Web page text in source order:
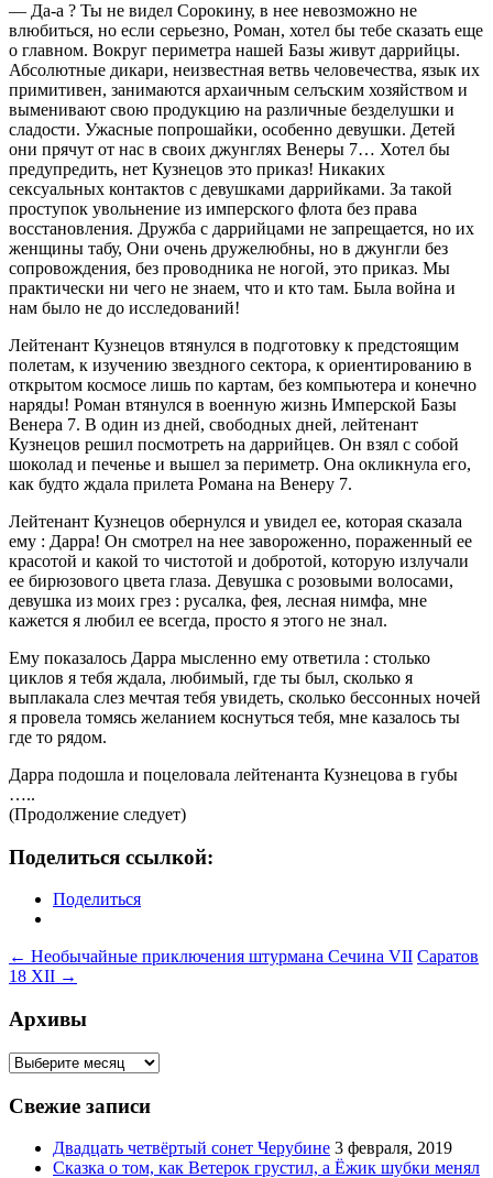
— Да-а ? Ты не видел Сорокину, в нее невозможно не
влюбиться, но если серьезно, Роман, хотел бы тебе сказать еще
о главном. Вокруг периметра нашей Базы живут даррийцы.
Абсолютные дикари, неизвестная ветвь человечества, язык их
примитивен, занимаются архаичным селъским хозяйством и
выменивают свою продукцию на различные безделушки и
сладости. Ужасные попрошайки, особенно девушки. Детей
они прячут от нас в своих джунглях Венеры 7… Хотел бы
предупредить, нет Кузнецов это приказ! Никаких
сексуальных контактов с девушками даррийками. За такой
проступок увольнение из имперского флота без права
восстановления. Дружба с даррийцами не запрещается, но их
женщины табу, Они очень дружелюбны, но в джунгли без
сопровождения, без проводника не ногой, это приказ. Мы
практически ни чего не знаем, что и кто там. Была война и
нам было не до исследований!
Лейтенант Кузнецов втянулся в подготовку к предстоящим
полетам, к изучению звездного сектора, к ориентированию в
открытом космосе лишь по картам, без компьютера и конечно
наряды! Роман втянулся в военную жизнь Имперской Базы
Венера 7. В один из дней, свободных дней, лейтенант
Кузнецов решил посмотреть на даррийцев. Он взял с собой
шоколад и печенье и вышел за периметр. Она окликнула его,
как будто ждала прилета Романа на Венеру 7.
Лейтенант Кузнецов обернулся и увидел ее, которая сказала
ему : Дарра! Он смотрел на нее завороженно, пораженный ее
красотой и какой то чистотой и добротой, которую излучали
ее бирюзового цвета глаза. Девушка с розовыми волосами,
девушка из моих грез : русалка, фея, лесная нимфа, мне
кажется я любил ее всегда, просто я этого не знал.
Ему показалось Дарра мысленно ему ответила : столько
циклов я тебя ждала, любимый, где ты был, сколько я
выплакала слез мечтая тебя увидеть, сколько бессонных ночей
я провела томясь желанием коснуться тебя, мне казалось ты
где то рядом.
Дарра подошла и поцеловала лейтенанта Кузнецова в губы
…..
(Продолжение следует)
Поделиться ссылкой:
Поделиться
Навигация
по
записям
← Необычайные приключения штурмана Сечина VII Саратов
18 ХII →
Архивы
Архивы
Свежие записи
Двадцать четвёртый сонет Черубине 3 февраля, 2019
Сказка о том, как Ветерок грустил, а Ёжик шубки менял